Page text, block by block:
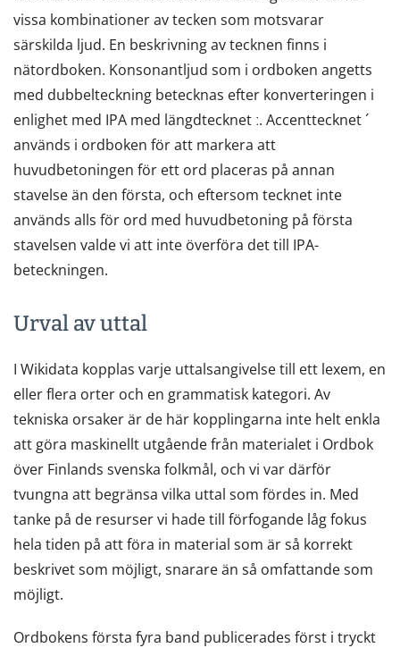
vissa kombinationer av tecken som motsvarar
särskilda ljud. En beskrivning av tecknen finns i
nätordboken. Konsonantljud som i ordboken angetts
med dubbelteckning betecknas efter konverteringen i
enlighet med IPA med längdtecknet ː. Accenttecknet ´
används i ordboken för att markera att
huvudbetoningen för ett ord placeras på annan
stavelse än den första, och eftersom tecknet inte
används alls för ord med huvudbetoning på första
stavelsen valde vi att inte överföra det till IPA-
beteckningen.
Urval av uttal
I Wikidata kopplas varje uttalsangivelse till ett lexem, en
eller flera orter och en grammatisk kategori. Av
tekniska orsaker är de här kopplingarna inte helt enkla
att göra maskinellt utgående från materialet i Ordbok
över Finlands svenska folkmål, och vi var därför
tvungna att begränsa vilka uttal som fördes in. Med
tanke på de resurser vi hade till förfogande låg fokus
hela tiden på att föra in material som är så korrekt
beskrivet som möjligt, snarare än så omfattande som
möjligt.
Ordbokens första fyra band publicerades först i tryckt